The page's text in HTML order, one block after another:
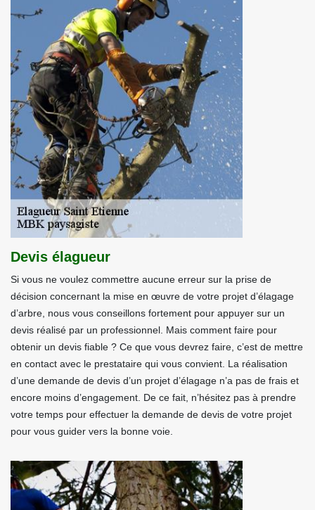
Devis élagueur
Si vous ne voulez commettre aucune erreur sur la prise de
décision concernant la mise en œuvre de votre projet d’élagage
d’arbre, nous vous conseillons fortement pour appuyer sur un
devis réalisé par un professionnel. Mais comment faire pour
obtenir un devis fiable ? Ce que vous devrez faire, c’est de mettre
en contact avec le prestataire qui vous convient. La réalisation
d’une demande de devis d’un projet d’élagage n’a pas de frais et
encore moins d’engagement. De ce fait, n’hésitez pas à prendre
votre temps pour effectuer la demande de devis de votre projet
pour vous guider vers la bonne voie.